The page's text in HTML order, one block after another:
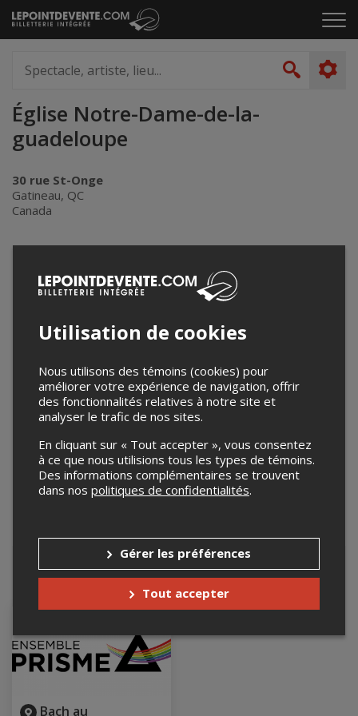
Passer
au
le
artiste,
lieu...
Église Notre-Dame-de-la-
guadeloupe
30 rue St-Onge
Gatineau, QC
Canada
+
−
Leaflet| ©Mapbox©OpenStreetMap
Événements à venir
Bach au
Utilisation de cookies
Nous utilisons des témoins (cookies) pour
améliorer votre expérience de navigation, offrir
des fonctionnalités relatives à notre site et
analyser le trafic de nos sites.
En cliquant sur « Tout accepter », vous consentez
à ce que nous utilisions tous les types de témoins.
Des informations complémentaires se trouvent
dans nos politiques de confidentialités.
Gérer les préférences
Tout accepter